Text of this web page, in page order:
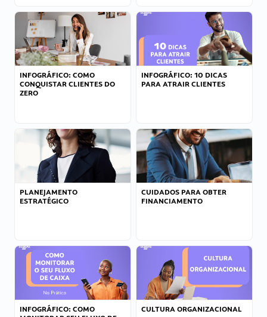
INFOGRÁFICO: COMO
CONQUISTAR CLIENTES DO
ZERO
INFOGRÁFICO: 10 DICAS
PARA ATRAIR CLIENTES
PLANEJAMENTO
ESTRATÉGICO
CUIDADOS PARA OBTER
FINANCIAMENTO
INFOGRÁFICO: COMO
CULTURA ORGANIZACIONAL